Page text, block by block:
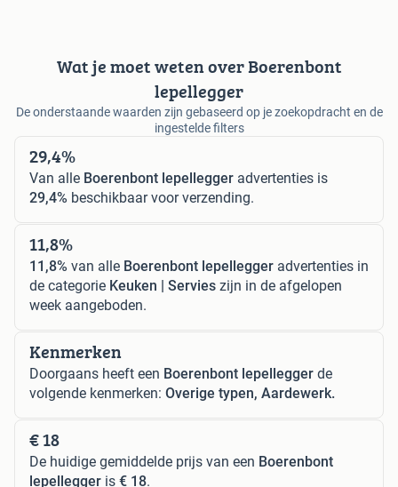
Wat je moet weten over Boerenbont
lepellegger
De onderstaande waarden zijn gebaseerd op je zoekopdracht en de
ingestelde filters
29,4%
Van alle Boerenbont lepellegger advertenties is
29,4% beschikbaar voor verzending.
11,8%
11,8% van alle Boerenbont lepellegger advertenties in
de categorie Keuken | Servies zijn in de afgelopen
week aangeboden.
Kenmerken
Doorgaans heeft een Boerenbont lepellegger de
volgende kenmerken: Overige typen, Aardewerk.
€ 18
De huidige gemiddelde prijs van een Boerenbont
lepellegger is € 18.